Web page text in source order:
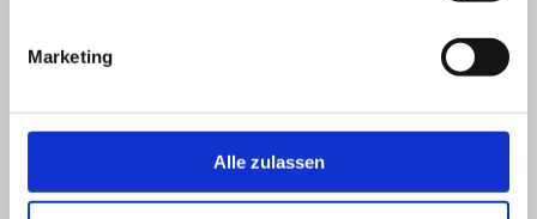
Marketing
Alle zulassen
Vorankündigung Saison